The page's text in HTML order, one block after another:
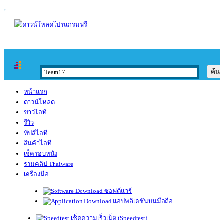
หน้าแรก
ดาวน์โหลด
ข่าวไอที
รีวิว
ทิปส์ไอที
สินค้าไอที
เช็ครอบหนัง
รวมคลิป Thaiware
เครื่องมือ
ซอฟต์แวร์
แอปพลิเคชันบนมือถือ
เช็คความเร็วเน็ต (Speedtest)